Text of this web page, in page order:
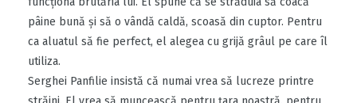
pâine bună şi să o vândă caldă, scoasă din cuptor. Pentru
ca aluatul să fie perfect, el alegea cu grijă grâul pe care îl
utiliza.
Serghei Panfilie insistă că numai vrea să lucreze printre